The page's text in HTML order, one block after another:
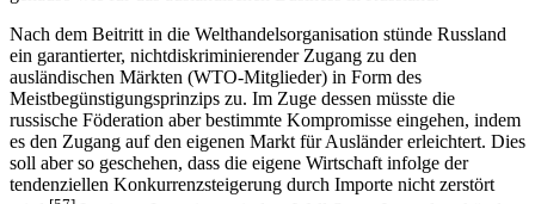
Nach dem Beitritt in die Welthandelsorganisation stünde Russland
ein garantierter, nichtdiskriminierender Zugang zu den
ausländischen Märkten (WTO-Mitglieder) in Form des
Meistbegünstigungsprinzips zu. Im Zuge dessen müsste die
russische Föderation aber bestimmte Kompromisse eingehen, indem
es den Zugang auf den eigenen Markt für Ausländer erleichtert. Dies
soll aber so geschehen, dass die eigene Wirtschaft infolge der